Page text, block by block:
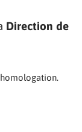
Direction de